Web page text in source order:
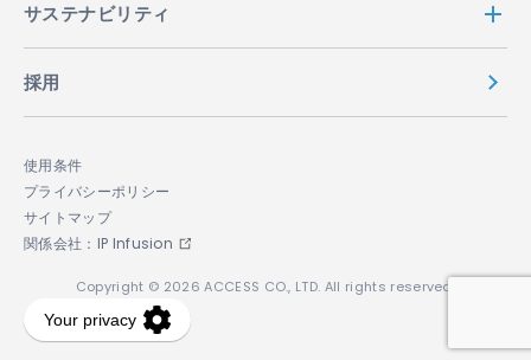
サステナビリティ
採用
使用条件
プライバシーポリシー
サイトマップ
関係会社：IP Infusion
Copyright © 2026 ACCESS CO., LTD. All rights reserved.